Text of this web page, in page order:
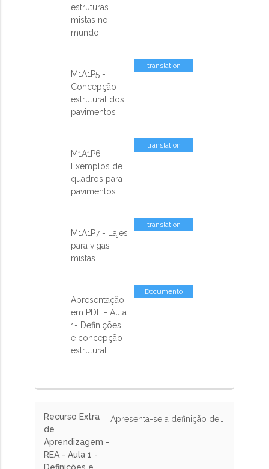
estruturas
mistas no
mundo
M1A1P5 -
Concepção
estrutural dos
pavimentos
translation
M1A1P6 -
Exemplos de
quadros para
pavimentos
translation
M1A1P7 - Lajes
para vigas
mistas
translation
Apresentação
em PDF - Aula
1- Definições
e concepção
estrutural
Documento
Recurso Extra
de
Aprendizagem -
REA - Aula 1 -
Definições e